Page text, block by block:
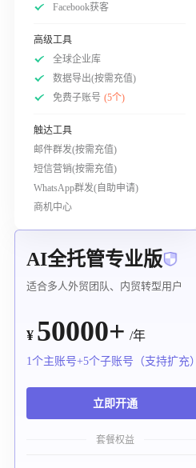
Facebook获客
高级工具
全球企业库
数据导出(按需充值)
免费子账号 (5个)
触达工具
邮件群发(按需充值)
短信营销(按需充值)
WhatsApp群发(自助申请)
商机中心
AI全托管专业版
适合多人外贸团队、内贸转型用户
¥ 50000+ /年
1个主账号+5个子账号（支持扩充）
立即开通
套餐权益